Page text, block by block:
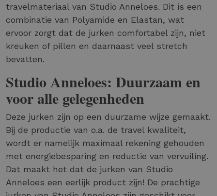
travelmateriaal van Studio Anneloes. Dit is een
combinatie van Polyamide en Elastan, wat
ervoor zorgt dat de jurken comfortabel zijn, niet
kreuken of pillen en daarnaast veel stretch
bevatten.
Studio Anneloes: Duurzaam en
voor alle gelegenheden
Deze jurken zijn op een duurzame wijze gemaakt.
Bij de productie van o.a. de travel kwaliteit,
wordt er namelijk maximaal rekening gehouden
met energiebesparing en reductie van vervuiling.
Dat maakt het dat de jurken van Studio
Anneloes een eerlijk product zijn! De prachtige